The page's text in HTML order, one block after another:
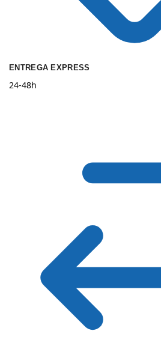
ENTREGA EXPRESS
24-48h